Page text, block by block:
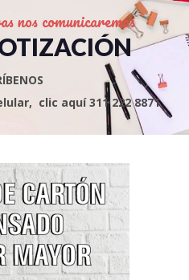
nos comunicaremos
clic aquí 311 222 8871